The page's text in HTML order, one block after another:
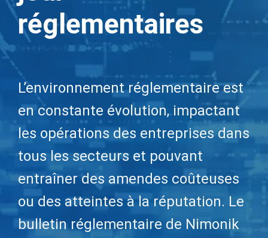
réglementaires
L’environnement réglementaire est
en constante évolution, impactant
les opérations des entreprises dans
tous les secteurs et pouvant
entraîner des amendes coûteuses
ou des atteintes à la réputation. Le
bulletin réglementaire de Nimonik